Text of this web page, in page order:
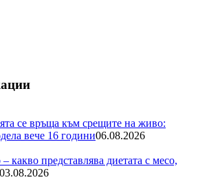
се връща към срещите на живо:
вече 16 години06.08.2026
какво представлява диетата с месо,
03.08.2026